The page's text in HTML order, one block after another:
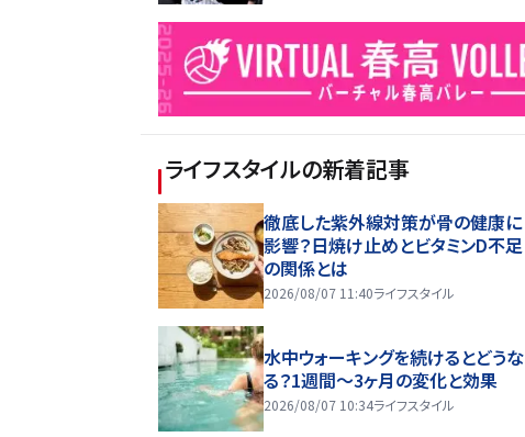
ライフスタイルの新着記事
徹底した紫外線対策が骨の健康に
影響？日焼け止めとビタミンD不足
の関係とは
2026/08/07 11:40ライフスタイル
水中ウォーキングを続けるとどうな
る？1週間～3ヶ月の変化と効果
2026/08/07 10:34ライフスタイル